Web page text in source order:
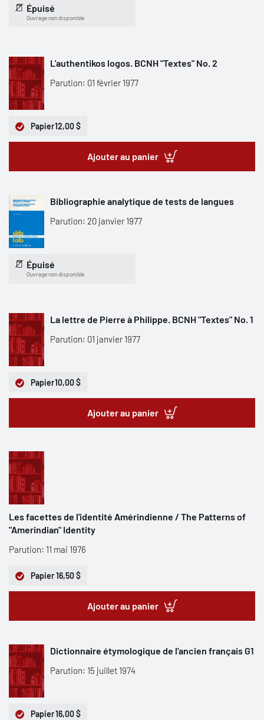
Épuisé
Ouvrage non disponible
L'authentikos logos. BCNH "Textes" No. 2
Parution: 01 février 1977
Papier12,00 $
Ajouter au panier
Bibliographie analytique de tests de langues
Parution: 20 janvier 1977
Épuisé
Ouvrage non disponible
La lettre de Pierre à Philippe. BCNH "Textes" No. 1
Parution: 01 janvier 1977
Papier10,00 $
Ajouter au panier
Les facettes de l'identité Amérindienne / The Patterns of
"Amerindian" Identity
Parution: 11 mai 1976
Papier16,50 $
Ajouter au panier
Dictionnaire étymologique de l'ancien français G1
Parution: 15 juillet 1974
Papier16,00 $